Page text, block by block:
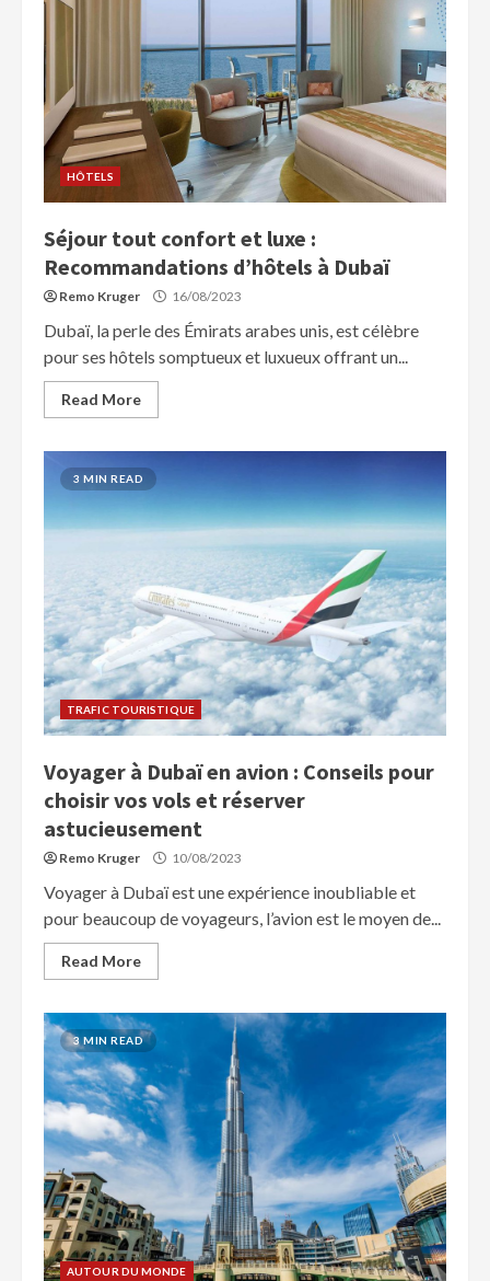
HÔTELS
Séjour tout confort et luxe :
Recommandations d’hôtels à Dubaï
Remo Kruger 16/08/2023
Dubaï, la perle des Émirats arabes unis, est célèbre
pour ses hôtels somptueux et luxueux offrant un...
Read More
3 MIN READ
TRAFIC TOURISTIQUE
Voyager à Dubaï en avion : Conseils pour
choisir vos vols et réserver
astucieusement
Remo Kruger 10/08/2023
Voyager à Dubaï est une expérience inoubliable et
pour beaucoup de voyageurs, l’avion est le moyen de...
Read More
3 MIN READ
AUTOUR DU MONDE